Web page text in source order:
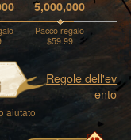
5,000,000
Pacco regalo
$59.99
aiutato
Regole dell'ev
ento